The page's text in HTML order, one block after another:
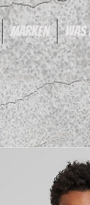
Marken was